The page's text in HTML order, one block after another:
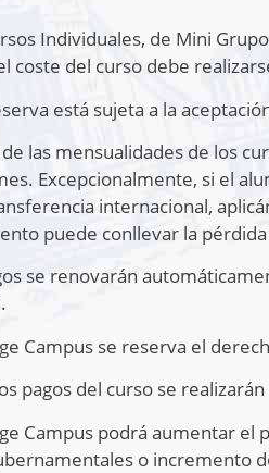
Individuales, de Mini
coste del curso debe
está sujeta a la
las mensualidades de los
Excepcionalmente, si el
internacional,
puede conllevar la pérdida
se renovarán
Campus se reserva el
pagos del curso se
Campus podrá aumentar el
o incremento